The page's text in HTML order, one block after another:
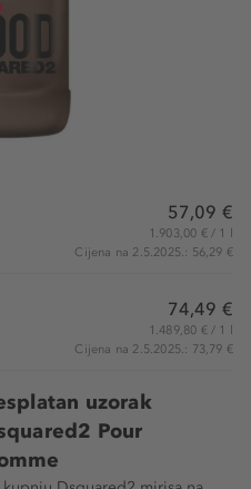
57,09 €
1.903,00 € / 1 l
Cijena na 2.5.2025.: 56,29 €
74,49 €
1.489,80 € / 1 l
Cijena na 2.5.2025.: 73,79 €
uzorak
Pour